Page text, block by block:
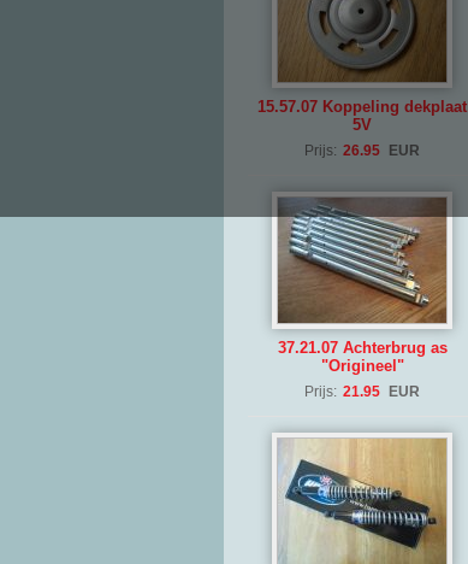
15.57.07 Koppeling dekplaat
5V
Prijs: 26.95 EUR
37.21.07 Achterbrug as
"Origineel"
Prijs: 21.95 EUR